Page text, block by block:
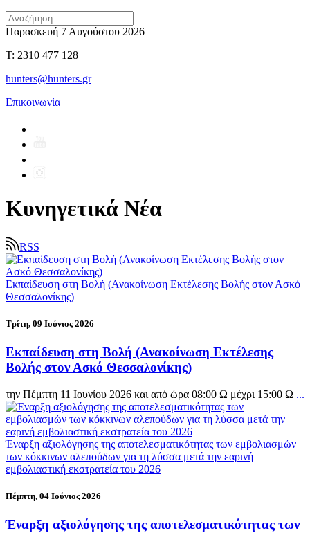
Παρασκευή 7 Αυγούστου 2026
T: 2310 477 128
hunters@hunters.gr
Επικοινωνία
Κυνηγετικά Νέα
RSS
Εκπαίδευση στη Βολή (Ανακοίνωση Εκτέλεσης Βολής στον Ασκό
Θεσσαλονίκης)
Τρίτη, 09 Ιούνιος 2026
Εκπαίδευση στη Βολή (Ανακοίνωση Εκτέλεσης
Βολής στον Ασκό Θεσσαλονίκης)
την Πέμπτη 11 Ιουνίου 2026 και από ώρα 08:00 Ω μέχρι 15:00 Ω ...
Έναρξη αξιολόγησης της αποτελεσματικότητας των εμβολιασμών
των κόκκινων αλεπούδων για τη λύσσα μετά την εαρινή
εμβολιαστική εκστρατεία του 2026
Πέμπτη, 04 Ιούνιος 2026
Έναρξη αξιολόγησης της αποτελεσματικότητας των